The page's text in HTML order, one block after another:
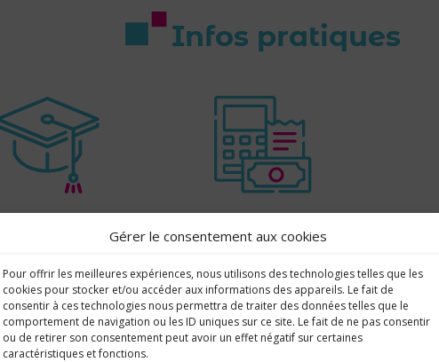
Gérer le consentement aux cookies
Pour offrir les meilleures expériences, nous utilisons des technologies telles que les
cookies pour stocker et/ou accéder aux informations des appareils. Le fait de
consentir à ces technologies nous permettra de traiter des données telles que le
comportement de navigation ou les ID uniques sur ce site. Le fait de ne pas consentir
ou de retirer son consentement peut avoir un effet négatif sur certaines
caractéristiques et fonctions.
Infos pratiques
S'inscrire
Les
tarifs